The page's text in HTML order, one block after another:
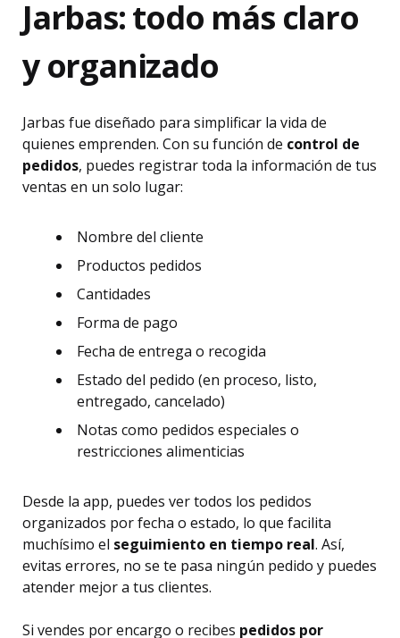
Jarbas: todo más claro
y organizado
Jarbas fue diseñado para simplificar la vida de
quienes emprenden. Con su función de control de
pedidos, puedes registrar toda la información de tus
ventas en un solo lugar:
Nombre del cliente
Productos pedidos
Cantidades
Forma de pago
Fecha de entrega o recogida
Estado del pedido (en proceso, listo,
entregado, cancelado)
Notas como pedidos especiales o
restricciones alimenticias
Desde la app, puedes ver todos los pedidos
organizados por fecha o estado, lo que facilita
muchísimo el seguimiento en tiempo real. Así,
evitas errores, no se te pasa ningún pedido y puedes
atender mejor a tus clientes.
Si vendes por encargo o recibes pedidos por